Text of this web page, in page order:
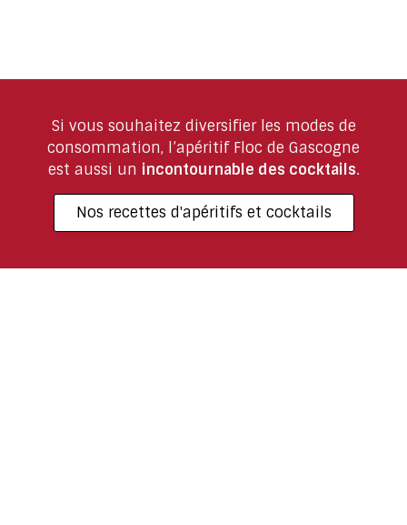
Si vous souhaitez diversifier les modes de
consommation, l’apéritif Floc de Gascogne
est aussi un incontournable des cocktails.
Nos recettes d'apéritifs et cocktails